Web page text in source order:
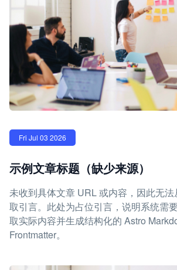
Fri Jul 03 2026
示例文章标题（缺少来源）
未收到具体文章 URL 或内容，因此无法
取引言。此处为占位引言，说明系统需
取实际内容并生成结构化的 Astro
Frontmatter。